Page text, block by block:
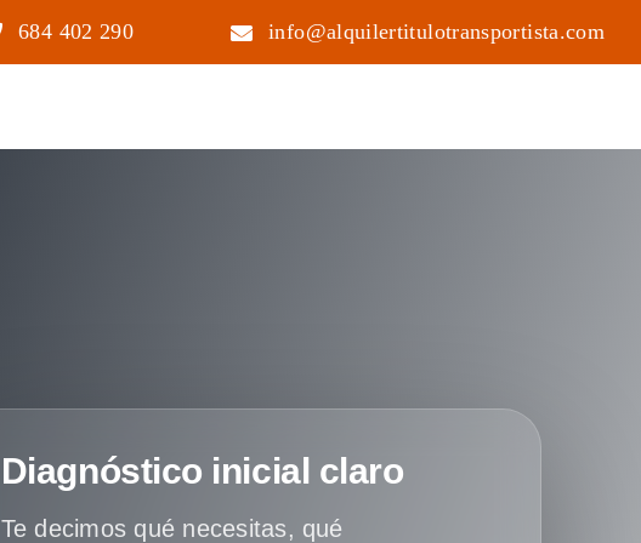
684 402 290 info@alquilertitulotransportista.com
Diagnóstico inicial claro
Te decimos qué necesitas, qué